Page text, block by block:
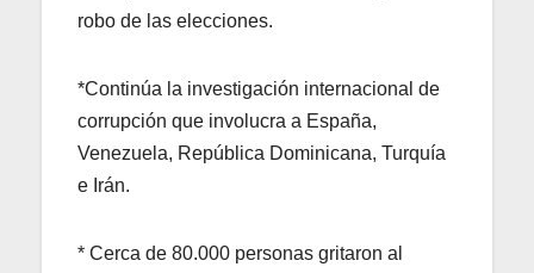
robo de las elecciones.
*Continúa la investigación internacional de
corrupción que involucra a España,
Venezuela, República Dominicana, Turquía
e Irán.
* Cerca de 80.000 personas gritaron al